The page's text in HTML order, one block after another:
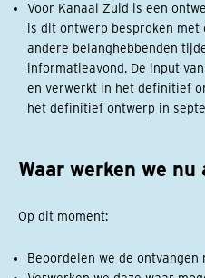
Voor Kanaal Zuid is een
is dit ontwerp besproken met
andere belanghebbenden
informatieavond. De input
en verwerkt in het definitief
het definitief ontwerp in
Waar werken we nu
Op dit moment:
Beoordelen we de ontvangen